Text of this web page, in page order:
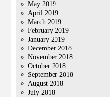
May 2019
April 2019
March 2019
February 2019
January 2019
December 2018
November 2018
October 2018
September 2018
August 2018
July 2018